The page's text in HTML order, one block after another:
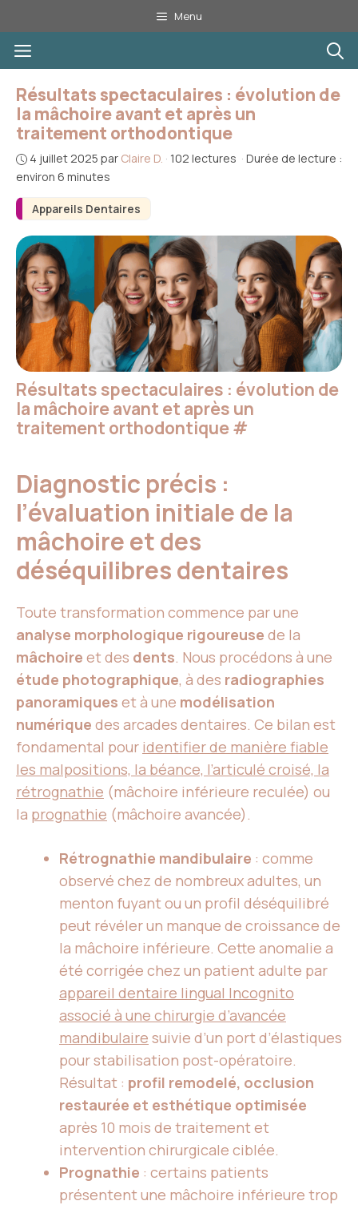
au
contenu
Menu
Menu
Appareils Dentaires
Résultats spectaculaires : évolution de
la mâchoire avant et après un
traitement orthodontique
4 juillet 2025 par Claire D. · 102 lectures · Durée de lecture :
environ 6 minutes
Résultats spectaculaires : évolution de
la mâchoire avant et après un
traitement orthodontique#
Diagnostic précis :
l’évaluation initiale de la
mâchoire et des
déséquilibres dentaires
Toute transformation commence par une
analyse morphologique rigoureuse de la
mâchoire et des dents. Nous procédons à une
étude photographique, à des radiographies
panoramiques et à une modélisation
numérique des arcades dentaires. Ce bilan est
fondamental pour identifier de manière fiable
les malpositions, la béance, l’articulé croisé, la
rétrognathie (mâchoire inférieure reculée) ou
la prognathie (mâchoire avancée).
Rétrognathie mandibulaire : comme
observé chez de nombreux adultes, un
menton fuyant ou un profil déséquilibré
peut révéler un manque de croissance de
la mâchoire inférieure. Cette anomalie a
été corrigée chez un patient adulte par
appareil dentaire lingual Incognito
associé à une chirurgie d’avancée
mandibulaire suivie d’un port d’élastiques
pour stabilisation post-opératoire.
Résultat : profil remodelé, occlusion
restaurée et esthétique optimisée
après 10 mois de traitement et
intervention chirurgicale ciblée.
Prognathie : certains patients
présentent une mâchoire inférieure trop